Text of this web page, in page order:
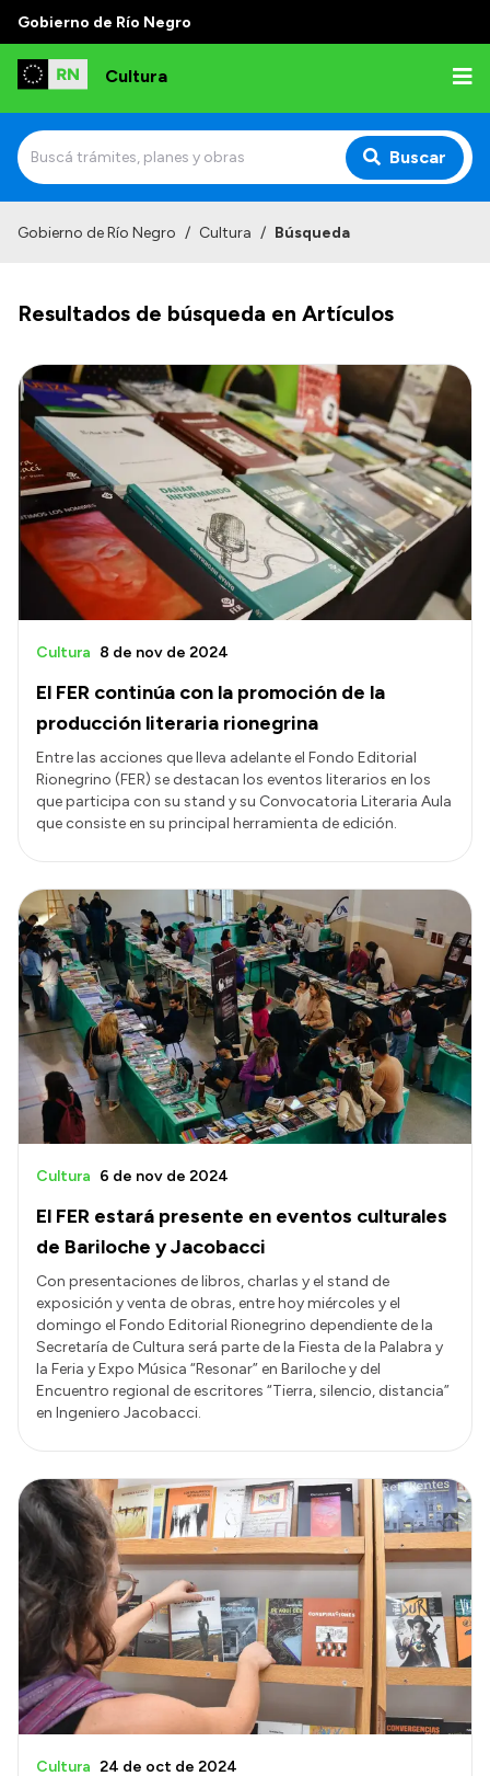
Gobierno de Río Negro
Cultura
Buscar
Funciones
Autoridades
Delegaciones
Normativa
Transparencia
Presupuesto
Boletín Oficial
Compras y licitaciones
Consulta de pago a proveedores
Convocatorias
Intranet
Login
Gobierno de Río Negro / Cultura / Búsqueda
Resultados de búsqueda en Artículos
El FER continúa con la promoción de la
producción literaria rionegrina
Cultura 8 de nov de 2024
Entre las acciones que lleva adelante el Fondo Editorial
Rionegrino (FER) se destacan los eventos literarios en los
que participa con su stand y su Convocatoria Literaria Aula
que consiste en su principal herramienta de edición.
El FER estará presente en eventos culturales
de Bariloche y Jacobacci
Cultura 6 de nov de 2024
Con presentaciones de libros, charlas y el stand de
exposición y venta de obras, entre hoy miércoles y el
domingo el Fondo Editorial Rionegrino dependiente de la
Secretaría de Cultura será parte de la Fiesta de la Palabra y
la Feria y Expo Música “Resonar” en Bariloche y del
Encuentro regional de escritores “Tierra, silencio, distancia”
en Ingeniero Jacobacci.
Cultura 24 de oct de 2024